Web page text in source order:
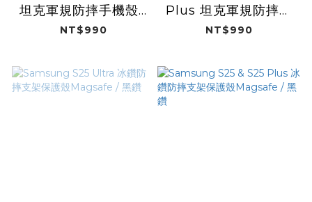
坦克軍規防摔手機殼 /
極地白 (Dualtek)
NT$990
Plus 坦克軍規防摔手
機殼 / 消光黑
NT$990